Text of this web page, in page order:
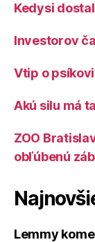
Kedysi
Investorov
Vtip o
Akú silu má
ZOO
obľúbenú
Lemmy